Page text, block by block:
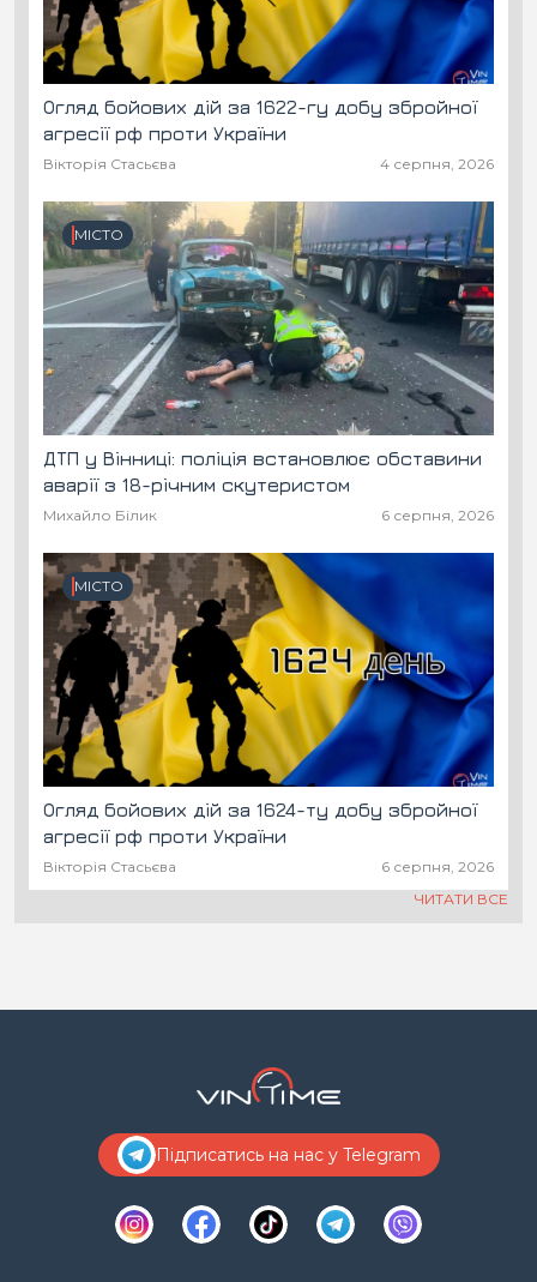
Огляд бойових дій за 1622-гу добу збройної
агресії рф проти України
Вікторія Стасьєва 4 серпня, 2026
МІСТО
ДТП у Вінниці: поліція встановлює обставини
аварії з 18-річним скутеристом
Михайло Білик 6 серпня, 2026
МІСТО
Огляд бойових дій за 1624-ту добу збройної
агресії рф проти України
Вікторія Стасьєва
6 серпня, 2026
ЧИТАТИ ВСЕ
Підписатись на нас у Telegram